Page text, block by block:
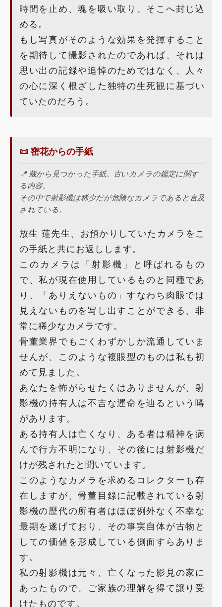
時間を止め、魂を吸い取り、そこへ封じ込
める。
もし写真がそのような効果を発揮すること
を期待して撮影されたのであれば、それは
思い出の記録や追悼のためではなく、人々
の心に深く根ざした独特の生死観に基づい
ていたのだろう。
📜 密花からの手紙
📍 蔵から見つかった手紙。古いカメラの鑑定に関す
る内容。
その中で射影機は稀少だが危険なカメラであると言及
されている。
放生 蓮先生、お預かりしていたカメラをこ
の手紙と共にお返しします。
このカメラは「射影機」と呼ばれるもの
で、私が現在使用しているものと同種であ
り、「ありえないもの」すなわち肉眼では
見えないものを写し出すことができる、非
常に稀少なカメラです。
骨董業界でもごくわずかしか流通していま
せんが、このような複眼型のものは私も初
めて見ました。
あなたを怖がらせたくはありませんが、射
影機の持有人は不吉な運命を辿るという噂
があります。
ある持有人は亡くなり、ある者は精神を病
んで行方不明になり、その後には射影機だ
けが残されたと聞いています。
このようなカメラを求めるコレクターも存
在しますが、骨董目録に記載されている射
影機の歴代の所有者はほぼ例外なく不幸な
最期を遂げており、その事実自体が古物と
しての価値を形成している側面すらありま
す。
私の射影機は元々、亡くなった影見の家に
あったもので、ご家族の理解を得て譲り受
けたものです。